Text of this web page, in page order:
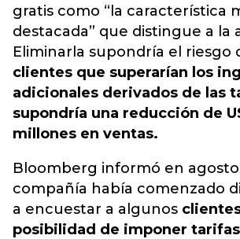
gratis como “la característica
destacada” que distingue a la
Eliminarla supondría el riesgo
clientes que superarían los
adicionales derivados de las
supondría una reducción de
millones en ventas.
Bloomberg informó en
compañía había comenzado
a encuestar a algunos
posibilidad de imponer